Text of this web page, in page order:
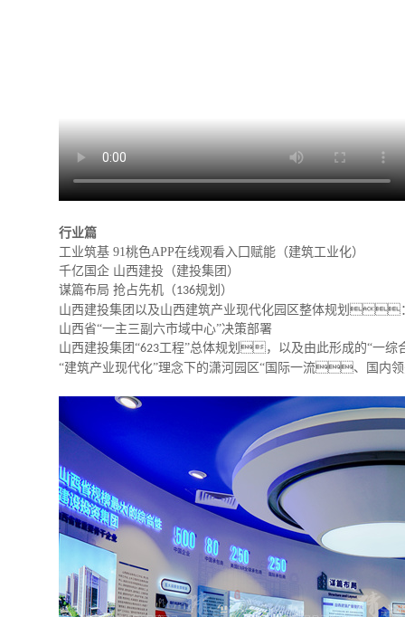
行业篇
工业筑基 91桃色APP在线观看入囗赋能（建筑工业化）
千亿国企 山西建投（建投集团）
谋篇布局 抢占先机（136规划）
山西建投集团以及山西建筑产业现代化园区整体规划
山西省“一主三副六市域中心”决策部署
山西建投集团 “623工程”总体规划，以及由此形成的“一
“建筑产业现代化”理念下的潇河园区“国际一流、国内